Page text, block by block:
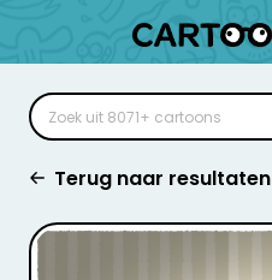
Terug naar resultaten